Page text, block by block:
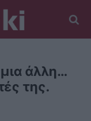
άλλη…
της.